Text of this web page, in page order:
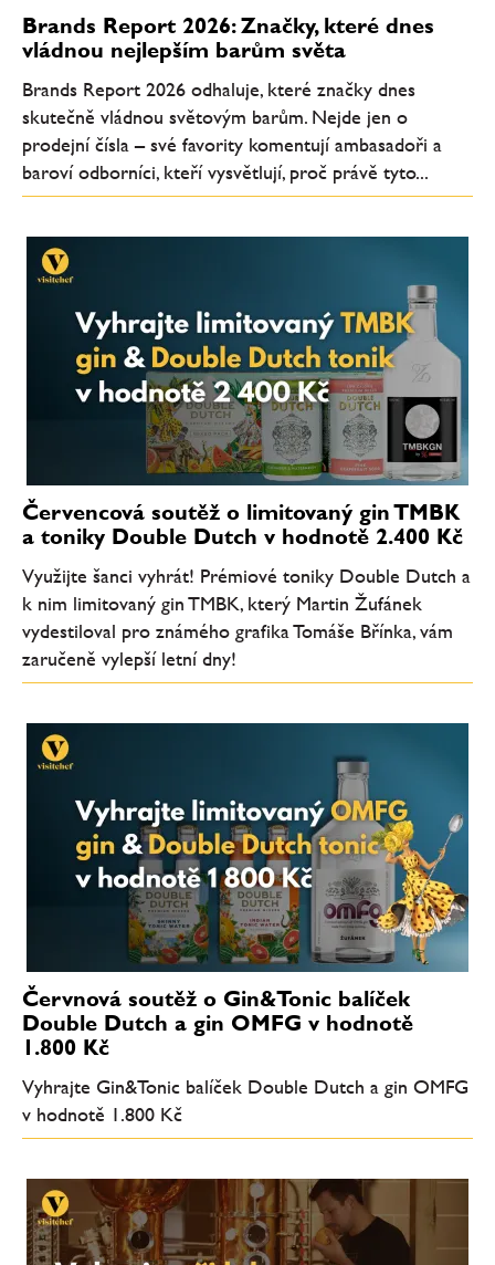
Brands Report 2026: Značky, které dnes
vládnou nejlepším barům světa
Brands Report 2026 odhaluje, které značky dnes
skutečně vládnou světovým barům. Nejde jen o
prodejní čísla – své favority komentují ambasadoři a
baroví odborníci, kteří vysvětlují, proč právě tyto...
Červencová soutěž o limitovaný gin TMBK
a toniky Double Dutch v hodnotě 2.400 Kč
Využijte šanci vyhrát! Prémiové toniky Double Dutch a
k nim limitovaný gin TMBK, který Martin Žufánek
vydestiloval pro známého grafika Tomáše Břínka, vám
zaručeně vylepší letní dny!
Červnová soutěž o Gin&Tonic balíček
Double Dutch a gin OMFG v hodnotě
1.800 Kč
Vyhrajte Gin&Tonic balíček Double Dutch a gin OMFG
v hodnotě 1.800 Kč